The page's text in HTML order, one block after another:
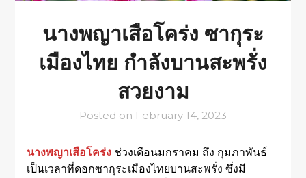
นางพญาเสือโคร่ง ซากุระ
เมืองไทย กำลังบานสะพรั่ง
สวยงาม
Posted on February 14, 2023
นางพญาเสือโคร่งช่วงเดือนมกราคม ถึง กุมภาพันธ์
เป็นเวลาที่ดอกซากุระเมืองไทยบานสะพรั่ง ซึ่งมี